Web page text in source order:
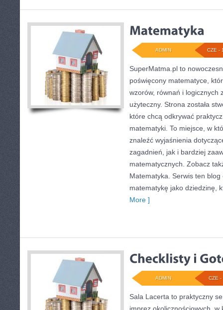
CZE -
ADMIN
SuperMatma.pl to
poświęcony matematyce,
wzorów, równań i logicznych
użyteczny. Strona została
które chcą odkrywać
matematyki. To miejsce, w
znaleźć wyjaśnienia
zagadnień, jak i bardziej
matematycznych. Zobacz
Matematyka. Serwis ten
matematykę jako dziedzinę,
More ]
CZE -
ADMIN
Sala Lacerta to praktyczny